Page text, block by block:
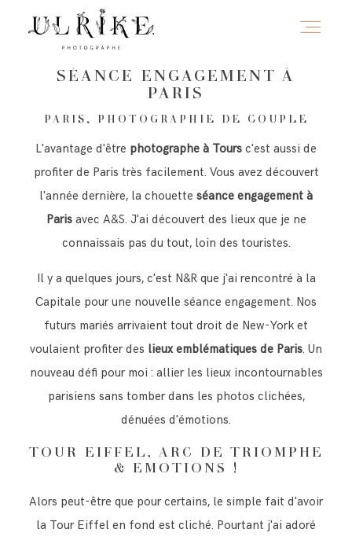
SÉANCE ENGAGEMENT À
PARIS
PARIS, PHOTOGRAPHIE DE COUPLE
L'avantage d'être photographe à Tours c'est aussi de
profiter de Paris très facilement. Vous avez découvert
l'année dernière, la chouette séance engagement à
Parisavec A&S. J'ai découvert des lieux que je ne
connaissais pas du tout, loin des touristes.
Il y a quelques jours, c'est N&R que j'ai rencontré à la
Capitale pour une nouvelle séance engagement. Nos
futurs mariés arrivaient tout droit de New-York et
voulaient profiter des lieux emblématiques de Paris. Un
nouveau défi pour moi : allier les lieux incontournables
parisiens sans tomber dans les photos clichées,
dénuées d'émotions.
TOUR EIFFEL, ARC DE TRIOMPHE
& EMOTIONS !
Alors peut-être que pour certains, le simple fait d'avoir
la Tour Eiffel en fond est cliché. Pourtant j'ai adoré
HOME
A PROPOS
PORTFOLIO
INFOS
JOURNAL
CONTACT